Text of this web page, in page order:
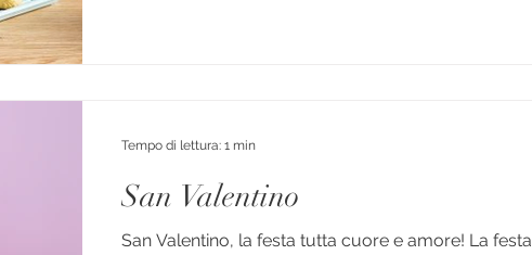
San Valentino
San Valentino, la festa tutta cuore e amore! La festa
Tempo di lettura: 1 min